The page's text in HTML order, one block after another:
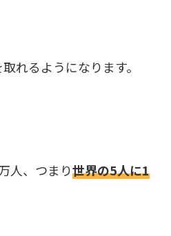
れるようになります。
人、つまり世界の5人に1